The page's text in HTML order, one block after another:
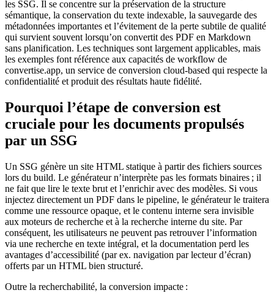
les SSG. Il se concentre sur la préservation de la structure
sémantique, la conservation du texte indexable, la sauvegarde des
métadonnées importantes et l’évitement de la perte subtile de qualité
qui survient souvent lorsqu’on convertit des PDF en Markdown
sans planification. Les techniques sont largement applicables, mais
les exemples font référence aux capacités de workflow de
convertise.app, un service de conversion cloud‑based qui respecte la
confidentialité et produit des résultats haute fidélité.
Pourquoi l’étape de conversion est
cruciale pour les documents propulsés
par un SSG
Un SSG génère un site HTML statique à partir des fichiers sources
lors du build. Le générateur n’interprète pas les formats binaires ; il
ne fait que lire le texte brut et l’enrichir avec des modèles. Si vous
injectez directement un PDF dans le pipeline, le générateur le traitera
comme une ressource opaque, et le contenu interne sera invisible
aux moteurs de recherche et à la recherche interne du site. Par
conséquent, les utilisateurs ne peuvent pas retrouver l’information
via une recherche en texte intégral, et la documentation perd les
avantages d’accessibilité (par ex. navigation par lecteur d’écran)
offerts par un HTML bien structuré.
Outre la recherchabilité, la conversion impacte :